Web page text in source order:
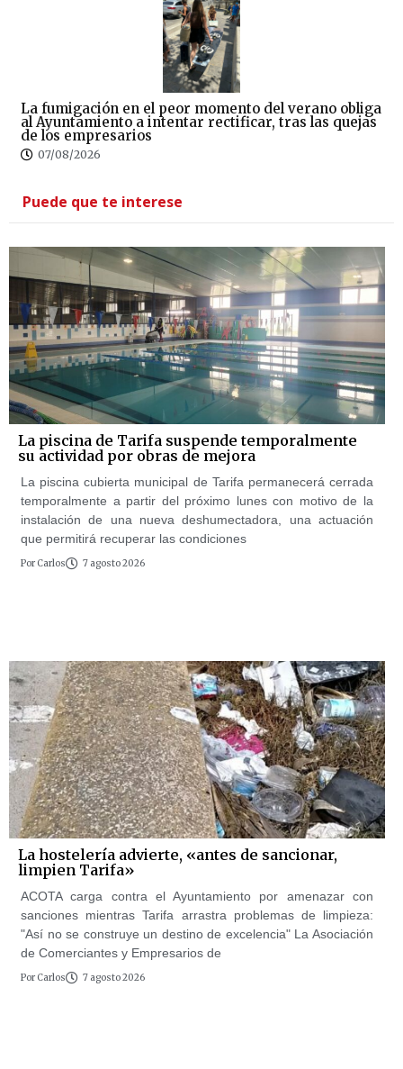
La fumigación en el peor momento del verano obliga
al Ayuntamiento a intentar rectificar, tras las quejas
de los empresarios
07/08/2026
Puede que te interese
La piscina de Tarifa suspende temporalmente
su actividad por obras de mejora
La piscina cubierta municipal de Tarifa permanecerá cerrada
temporalmente a partir del próximo lunes con motivo de la
instalación de una nueva deshumectadora, una actuación
que permitirá recuperar las condiciones
Por Carlos 7 agosto 2026
La hostelería advierte, «antes de sancionar,
limpien Tarifa»
ACOTA carga contra el Ayuntamiento por amenazar con
sanciones mientras Tarifa arrastra problemas de limpieza:
"Así no se construye un destino de excelencia" La Asociación
de Comerciantes y Empresarios de
Por Carlos 7 agosto 2026